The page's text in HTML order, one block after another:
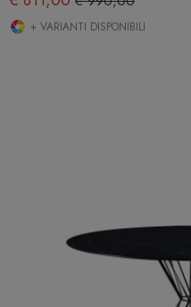
+ VARIANTI DISPONIBILI